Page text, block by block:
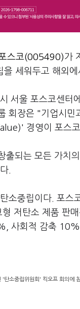
스코(005490)가
을 세워두고 해외
서울 포스코센터
회장은 "기업시
경영이 포스
출되는 모든 가치
.
소중립이다. 포스
저탄소 제품 판
사회적 감축
소중립위원회' 킥오프 회의에